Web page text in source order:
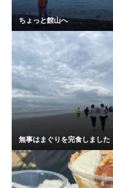
ちょっと館山へ
無事はまぐりを完食しました